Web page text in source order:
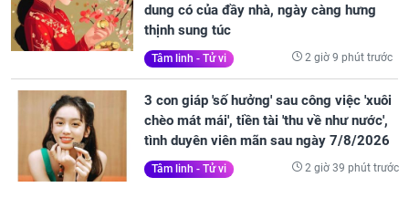
dung có của đầy nhà, ngày càng hưng
thịnh sung túc
Tâm linh - Tử vi 2 giờ 9 phút trước
3 con giáp 'số hưởng' sau công việc 'xuôi
chèo mát mái', tiền tài 'thu về như nước',
tình duyên viên mãn sau ngày 7/8/2026
Tâm linh - Tử vi 2 giờ 39 phút trước